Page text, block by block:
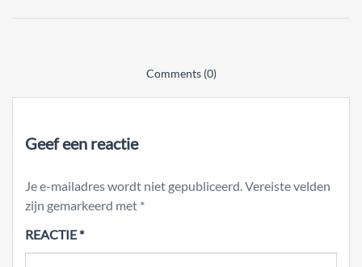
Comments (0)
Geef een reactie
Je e-mailadres wordt niet gepubliceerd.Vereiste velden
zijn gemarkeerd met *
REACTIE*